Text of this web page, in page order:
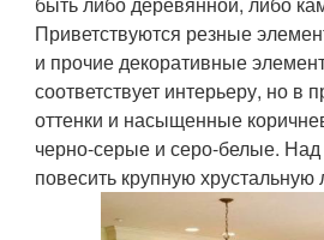
Приветствуются резные
и прочие декоративные
соответствует интерьеру, но в
оттенки и насыщенные
черно-серые и серо-белые.
повесить крупную хрустальную